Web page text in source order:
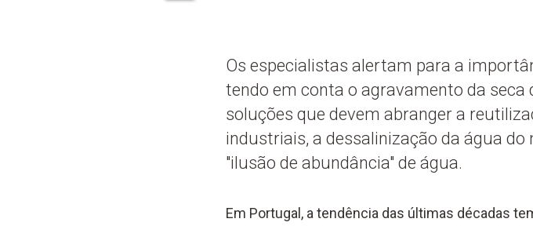
Os especialistas alertam para a
tendo em conta o agravamento da
soluções que devem abranger a
industriais, a dessalinização da água
"ilusão de abundância" de água.
Em Portugal, a tendência das últimas décadas